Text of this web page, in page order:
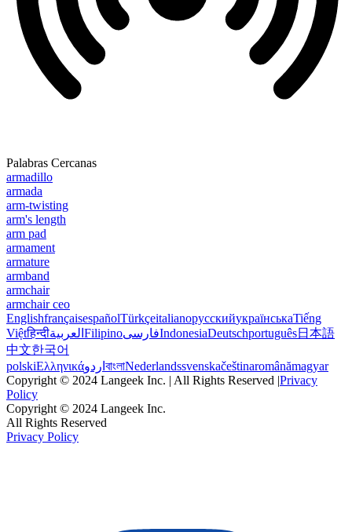
Palabras Cercanas
armadillo
armada
arm-twisting
arm's length
arm pad
armament
armature
armband
armchair
armchair ceo
EnglishfrançaisespañolTürkçeitalianoрусскийукраїнськаTiếng
Việtहिन्दीالعربية FilipinoفارسیIndonesiaDeutschportuguês日本語
中文한국어
polskiΕλληνικάاردو বাংলাNederlandssvenskačeštinaromânămagyar
Copyright © 2024 Langeek Inc. | All Rights Reserved |Privacy
Policy
Copyright © 2024 Langeek Inc.
All Rights Reserved
Privacy Policy